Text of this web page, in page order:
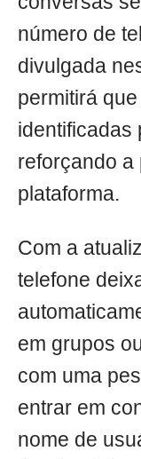
número de
divulgada
permitirá
identificadas
reforçando a
plataforma.
Com a
telefone
em grupos
com uma
entrar em
nome de